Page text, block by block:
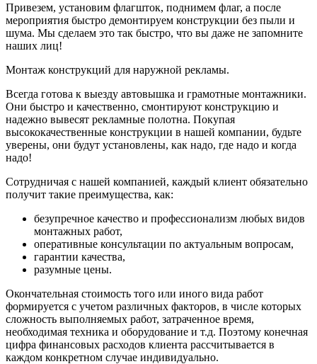
Привезем, установим флагшток, поднимем флаг, а после
мероприятия быстро демонтируем конструкции без пыли и
шума. Мы сделаем это так быстро, что вы даже не запомните
наших лиц!
Монтаж конструкций для наружной рекламы.
Всегда готова к выезду автовышка и грамотные монтажники.
Они быстро и качественно, смонтируют конструкцию и
надежно вывесят рекламные полотна. Покупая
высококачественные конструкции в нашей компании, будьте
уверены, они будут установлены, как надо, где надо и когда
надо!
Сотрудничая с нашей компанией, каждый клиент обязательно
получит такие преимущества, как:
безупречное качество и профессионализм любых видов
монтажных работ,
оперативные консультации по актуальным вопросам,
гарантии качества,
разумные цены.
Окончательная стоимость того или иного вида работ
формируется с учетом различных факторов, в числе которых
сложность выполняемых работ, затраченное время,
необходимая техника и оборудование и т.д. Поэтому конечная
цифра финансовых расходов клиента рассчитывается в
каждом конкретном случае индивидуально.